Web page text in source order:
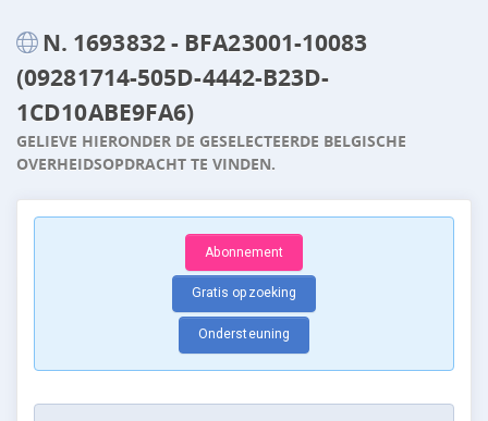
N. 1693832 - BFA23001-10083
(09281714-505D-4442-B23D-
1CD10ABE9FA6)
GELIEVE HIERONDER DE GESELECTEERDE BELGISCHE
OVERHEIDSOPDRACHT TE VINDEN.
Abonnement
Gratis opzoeking
Ondersteuning